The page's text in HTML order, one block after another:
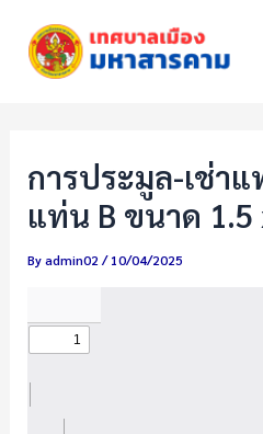
content
การประมูล-เช่า
แท่น B ขนาด 1.5
Byadmin02/10/04/2025